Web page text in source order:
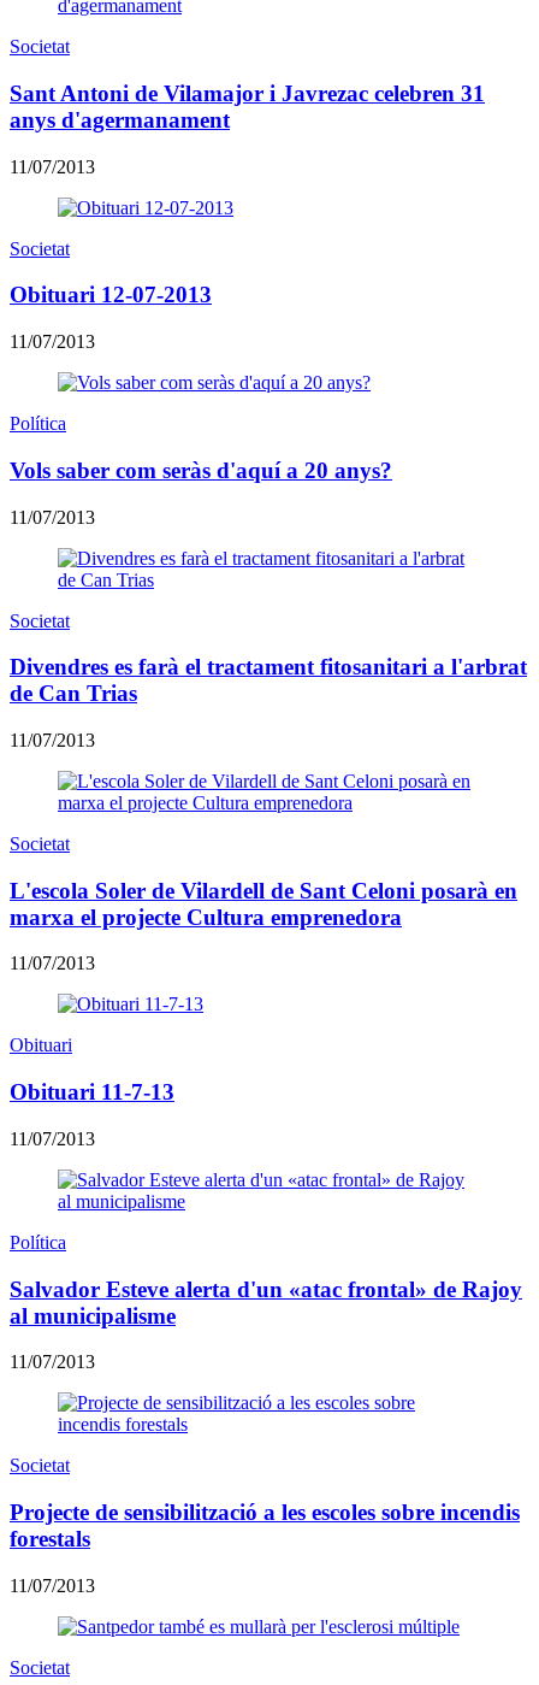
Societat
Sant Antoni de Vilamajor i Javrezac celebren 31
anys d'agermanament
11/07/2013
Societat
Obituari 12-07-2013
11/07/2013
Política
Vols saber com seràs d'aquí a 20 anys?
11/07/2013
Societat
Divendres es farà el tractament fitosanitari a l'arbrat
de Can Trias
11/07/2013
Societat
L'escola Soler de Vilardell de Sant Celoni posarà en
marxa el projecte Cultura emprenedora
11/07/2013
Obituari
Obituari 11-7-13
11/07/2013
Política
Salvador Esteve alerta d'un «atac frontal» de Rajoy
al municipalisme
11/07/2013
Societat
Projecte de sensibilització a les escoles sobre incendis
forestals
11/07/2013
Societat